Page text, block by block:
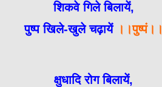
शिकवे गिले बिलायें,
पुष्प खिले-खुले चढ़ायें ।।पुष्पं।।
क्षुधादि रोग बिलायें,